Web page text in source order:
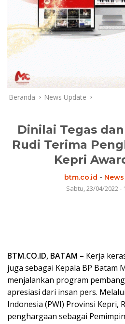
Beranda News Update
Dinilai Tegas
Rudi Terima
Kepri
btm.co.id -
Sabtu, 23/04/2022 -
BTM.CO.ID, BATAM – Kerja
juga sebagai Kepala BP Batam
menjalankan program
apresiasi dari insan pers.
Indonesia (PWI) Provinsi Kepri,
penghargaan sebagai